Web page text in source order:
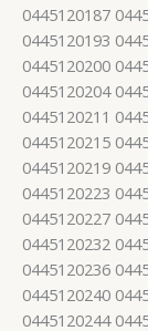
0445120187
0445120193
0445120200
0445120204
0445120211
0445120215
0445120219
0445120223
0445120227
0445120232
0445120236
0445120240
0445120244